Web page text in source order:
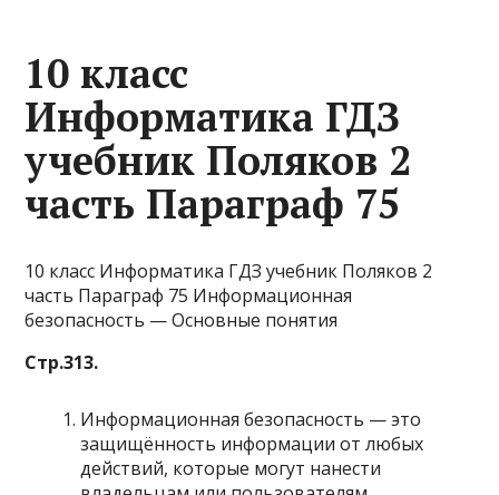
10 класс
Информатика ГДЗ
учебник Поляков 2
часть Параграф 75
10 класс Информатика ГДЗ учебник Поляков 2
часть Параграф 75 Информационная
безопасность — Основные понятия
Стр.313.
Информационная безопасность — это
защищённость информации от любых
действий, которые могут нанести